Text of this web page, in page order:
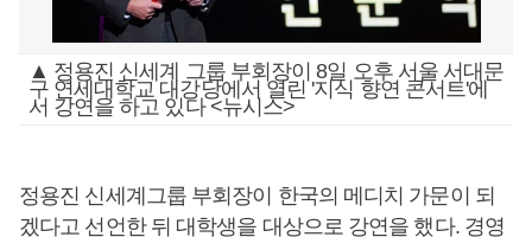
▲ 정용진 신세계 그룹 부회장이 8일 오후 서울 서대문
구 연세대학교 대강당에서 열린 '지식 향연 콘서트'에
서 강연을 하고 있다 <뉴시스>
정용진 신세계그룹 부회장이 한국의 메디치 가문이 되
겠다고 선언한 뒤 대학생을 대상으로 강연을 했다. 경영